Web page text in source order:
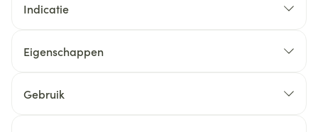
Indicatie
Eigenschappen
Gebruik